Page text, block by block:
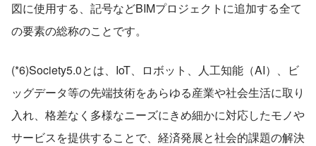
図に使用する、記号などBIMプロジェクトに追加する全て
の要素の総称のことです。
(*6)Society5.0とは、IoT、ロボット、人工知能（AI）、ビ
ッグデータ等の先端技術をあらゆる産業や社会生活に取り
入れ、格差なく多様なニーズにきめ細かに対応したモノや
サービスを提供することで、経済発展と社会的課題の解決